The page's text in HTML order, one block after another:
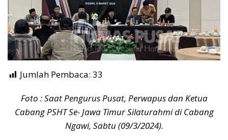
Jumlah Pembaca: 33
Foto : Saat Pengurus Pusat, Perwapus dan Ketua
Cabang PSHT Se- Jawa Timur Silaturahmi di Cabang
Ngawi, Sabtu (09/3/2024).